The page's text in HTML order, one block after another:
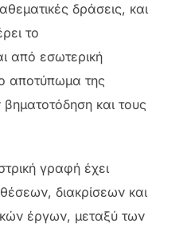
δράσεις, και
το
από εσωτερική
αποτύπωμα της
και τους
γραφή έχει
διακρίσεων και
έργων, μεταξύ των